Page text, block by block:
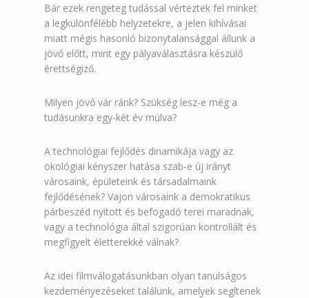
Bár ezek rengeteg tudással vérteztek fel minket
a legkülönfélébb helyzetekre, a jelen kihívásai
miatt mégis hasonló bizonytalansággal állunk a
jövő előtt, mint egy pályaválasztásra készülő
érettségiző.
Milyen jövő vár ránk? Szükség lesz-e még a
tudásunkra egy-két év múlva?
A technológiai fejlődés dinamikája vagy az
ökológiai kényszer hatása szab-e új irányt
városaink, épületeink és társadalmaink
fejlődésének? Vajon városaink a demokratikus
párbeszéd nyitott és befogadó terei maradnak,
vagy a technológia által szigorúan kontrollált és
megfigyelt életterekké válnak?
Az idei filmválogatásunkban olyan tanulságos
kezdeményezéseket találunk, amelyek segítenek